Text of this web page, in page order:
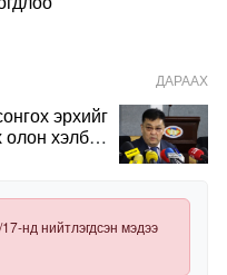
ДАРААХ
эрхийг
хэлбэр
нд нийтлэгдсэн мэдээ